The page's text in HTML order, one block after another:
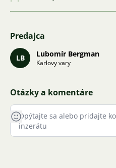
Predajca
LB Lubomír Bergman
Karlovy vary
Otázky a komentáre